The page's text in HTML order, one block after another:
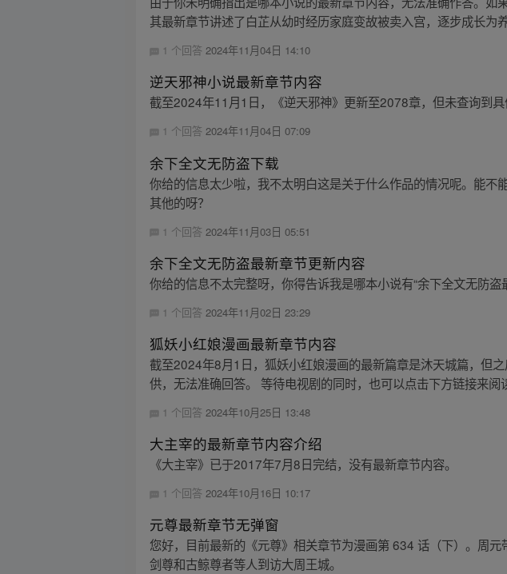
其最新章节讲述了白芷从幼时经历家庭变故被卖入宫，逐步成长为
1 个回答2024年11月04日 14:10
逆天邪神小说最新章节内容
截至2024年11月1日，《逆天邪神》更新至2078章，但未查询到具
1 个回答2024年11月04日 07:09
余下全文无防盗下载
你给的信息太少啦，我不太明白这是关于什么作品的情况呢。能不
其他的呀？
1 个回答 2024年11月03日 05:51
余下全文无防盗最新章节更新内容
你给的信息不太完整呀，你得告诉我是哪本小说有“余下全文无防
1 个回答 2024年11月02日 23:29
狐妖小红娘漫画最新章节内容
截至2024年8月1日，狐妖小红娘漫画的最新篇章是沐天城篇，但
供，无法准确回答。 等待电视剧的同时，也可以点击下方链接来阅
1 个回答2024年10月25日 13:48
大主宰的最新章节内容介绍
《大主宰》已于2017年7月8日完结，没有最新章节内容。
1 个回答2024年10月16日 10:17
元尊最新章节无弹窗
您好，目前最新的《元尊》相关章节为漫画第 634 话（下）。周
剑尊和古鲸尊者等人到访大周王城。